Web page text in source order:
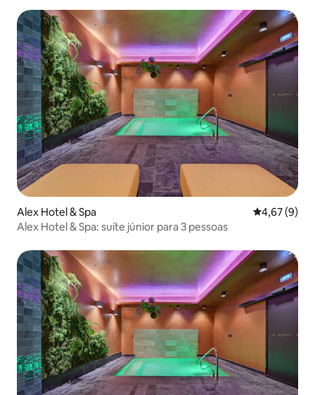
Alex Hotel & Spa 4,67 de uma
4,67 (9)
Alex Hotel & Spa: suíte júnior para 3 pessoas